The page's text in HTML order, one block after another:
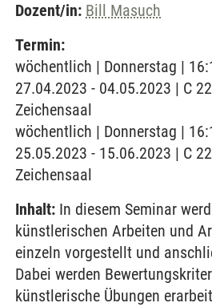
Dozent/in: Bill Masuch
Termin:
wöchentlich | Donnerstag |
27.04.2023 - 04.05.2023 | C
Zeichensaal
wöchentlich | Donnerstag |
25.05.2023 - 15.06.2023 | C
Zeichensaal
Inhalt: In diesem Seminar
künstlerischen Arbeiten und
einzeln vorgestellt und
Dabei werden
künstlerische Übungen